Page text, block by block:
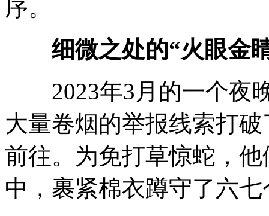
序。
细微之处的“火眼金
2023年3月的一个夜
大量卷烟的举报线索打
前往。为免打草惊蛇，
中，裹紧棉衣蹲守了六